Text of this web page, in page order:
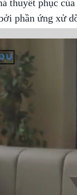
thuyết phục
phần ứng xử